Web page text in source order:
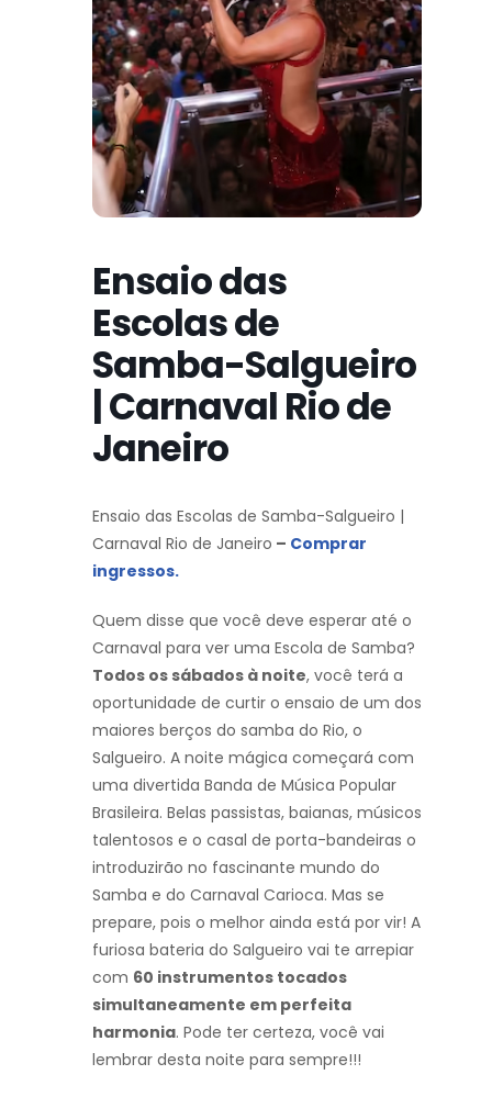
Ensaio das
Escolas de
Samba-Salgueiro
| Carnaval Rio de
Janeiro
Ensaio das Escolas de Samba-Salgueiro |
Carnaval Rio de Janeiro – Comprar
ingressos.
Quem disse que você deve esperar até o
Carnaval para ver uma Escola de Samba?
Todos os sábados à noite, você terá a
oportunidade de curtir o ensaio de um dos
maiores berços do samba do Rio, o
Salgueiro. A noite mágica começará com
uma divertida Banda de Música Popular
Brasileira. Belas passistas, baianas, músicos
talentosos e o casal de porta-bandeiras o
introduzirão no fascinante mundo do
Samba e do Carnaval Carioca. Mas se
prepare, pois o melhor ainda está por vir! A
furiosa bateria do Salgueiro vai te arrepiar
com 60 instrumentos tocados
simultaneamente em perfeita
harmonia. Pode ter certeza, você vai
lembrar desta noite para sempre!!!